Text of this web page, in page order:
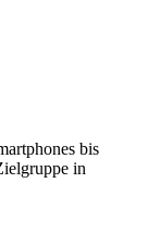
bis
in